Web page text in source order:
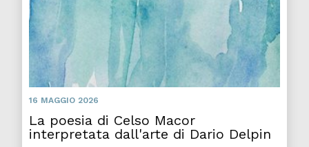
16 MAGGIO 2026
La poesia di Celso Macor
interpretata dall'arte di Dario Delpin